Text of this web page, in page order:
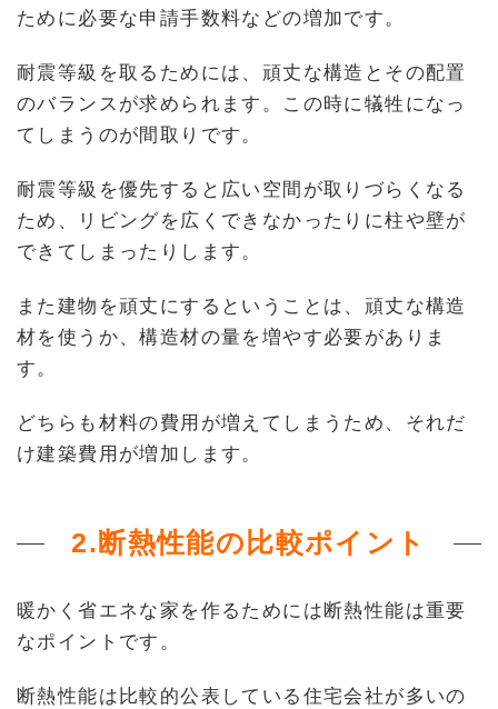
ために必要な申請手数料などの増加です。
耐震等級を取るためには、頑丈な構造とその配置
のバランスが求められます。この時に犠牲になっ
てしまうのが間取りです。
耐震等級を優先すると広い空間が取りづらくなる
ため、リビングを広くできなかったりに柱や壁が
できてしまったりします。
また建物を頑丈にするということは、頑丈な構造
材を使うか、構造材の量を増やす必要がありま
す。
どちらも材料の費用が増えてしまうため、それだ
け建築費用が増加します。
2. 断熱性能の比較ポイント
暖かく省エネな家を作るためには断熱性能は重要
なポイントです。
断熱性能は比較的公表している住宅会社が多いの